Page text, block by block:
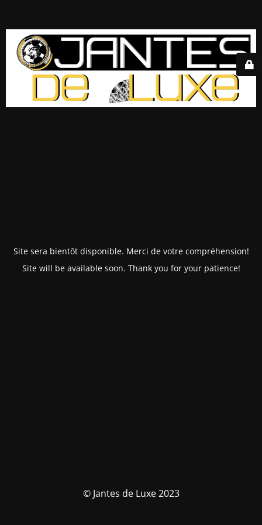
Site sera bientôt disponible. Merci de votre compréhension!
Site will be available soon. Thank you for your patience!
© Jantes de Luxe 2023